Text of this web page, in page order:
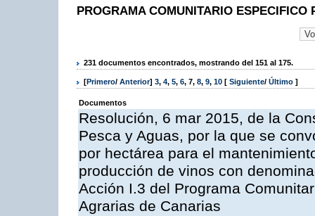
PROGRAMA COMUNITARIO ESPECIFICO
231 documentos encontrados, mostrando del 151 al 175.
[Primero/ Anterior] 3, 4, 5, 6, 7, 8, 9, 10 [ Siguiente/ Último ]
Documentos
Resolución, 6 mar 2015, de la
Pesca y Aguas, por la que se
por hectárea para el
producción de vinos con
Acción I.3 del Programa
Agrarias de Canarias